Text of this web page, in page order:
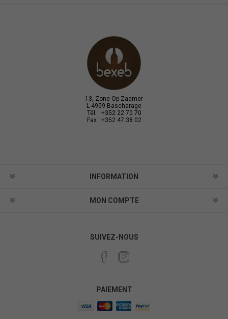
13, Zone Op Zaemer
L-4959 Bascharage
Tél. : +352 22 70 70
Fax : +352 47 38 02
INFORMATION
MON COMPTE
SUIVEZ-NOUS
PAIEMENT